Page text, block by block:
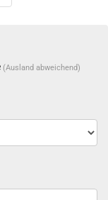
(Ausland abweichend)